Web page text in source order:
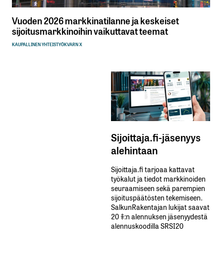
Vuoden 2026 markkinatilanne ja keskeiset
sijoitusmarkkinoihin vaikuttavat teemat
KAUPALLINEN YHTEISTYÖKVARN X
Sijoittaja.fi-jäsenyys
alehintaan
Sijoittaja.fi tarjoaa kattavat
työkalut ja tiedot markkinoiden
seuraamiseen sekä parempien
sijoituspäätösten tekemiseen.
SalkunRakentajan lukijat saavat
20 %:n alennuksen jäsenyydestä
alennuskoodilla SRSI20